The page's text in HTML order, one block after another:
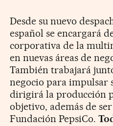
Desde su nuevo
español se encargará
corporativa de la
en nuevas áreas de
También trabajará
negocio para impulsar
dirigirá la producción
objetivo, además de
Fundación PepsiCo.